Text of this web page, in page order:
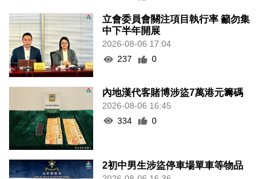
立會委員會關注項目執行率 籲勿集
中下半年開展
2026-08-06 17:04
237
0
內地漢代客賭博涉盜7萬港元籌碼
2026-08-06 16:45
334
0
2初中男生涉盜停車場單車等物品